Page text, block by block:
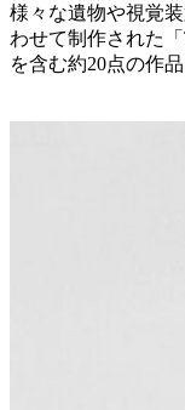
様々な遺物や視覚
わせて制作された
を含む約20点の作品